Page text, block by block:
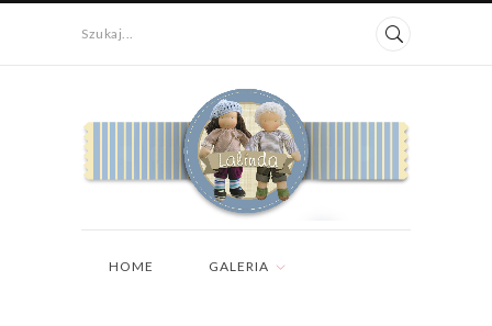
Szukaj...
HOME GALERIA